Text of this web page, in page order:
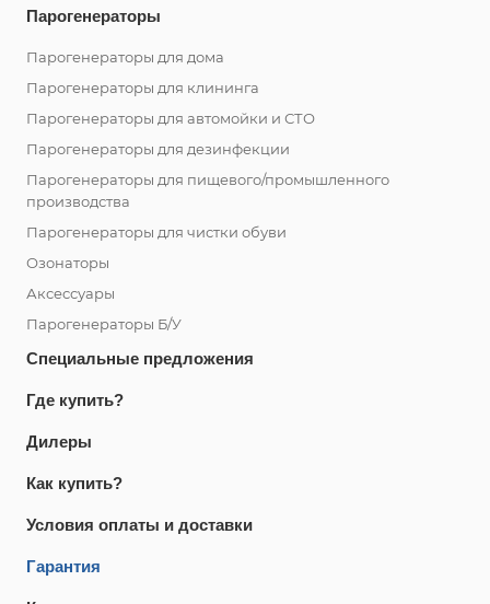
Парогенераторы
Парогенераторы для дома
Парогенераторы для клининга
Парогенераторы для автомойки и СТО
Парогенераторы для дезинфекции
Парогенераторы для пищевого/промышленного
производства
Парогенераторы для чистки обуви
Озонаторы
Аксессуары
Парогенераторы Б/У
Специальные предложения
Где купить?
Дилеры
Как купить?
Условия оплаты и доставки
Гарантия